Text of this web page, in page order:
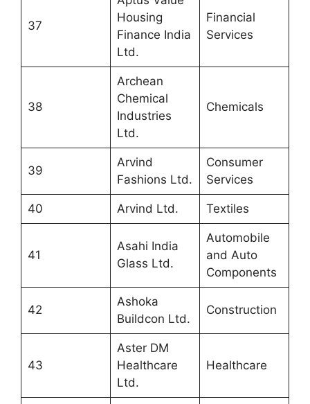
37
Housing
Finance India
Ltd.
Financial
Services
38
Archean
Chemical
Industries
Ltd.
Chemicals
39
Arvind
Fashions Ltd.
Consumer
Services
40 Arvind Ltd. Textiles
41
Asahi India
Glass Ltd.
Automobile
and Auto
Components
42
Ashoka
Buildcon Ltd.
Construction
43
Aster DM
Healthcare
Ltd.
Healthcare